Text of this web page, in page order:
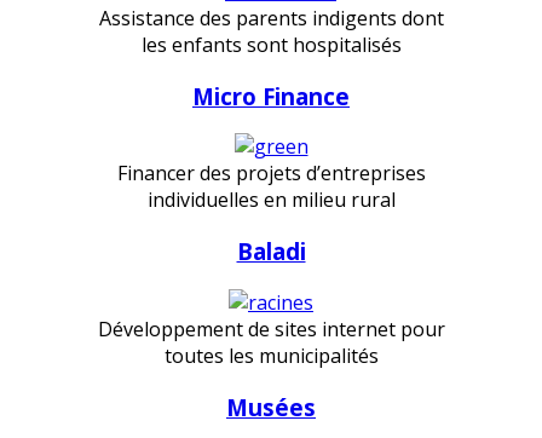
Assistance des parents indigents dont
les enfants sont hospitalisés
Micro Finance
Financer des projets d’entreprises
individuelles en milieu rural
Baladi
Développement de sites internet pour
toutes les municipalités
Musées